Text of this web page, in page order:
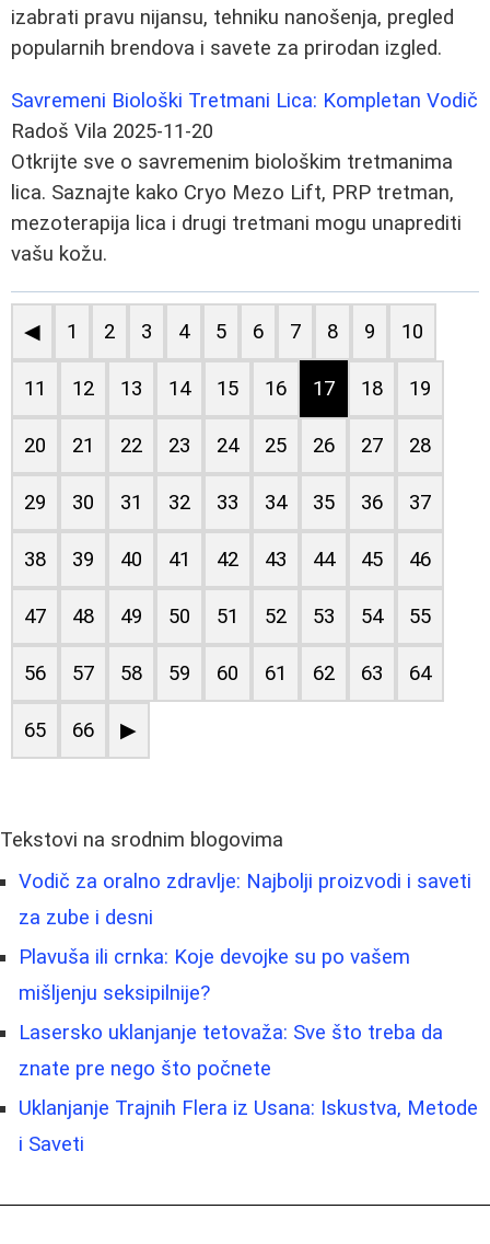
izabrati pravu nijansu, tehniku nanošenja, pregled
popularnih brendova i savete za prirodan izgled.
Savremeni Biološki Tretmani Lica: Kompletan Vodič
Radoš Vila 2025-11-20
Otkrijte sve o savremenim biološkim tretmanima
lica. Saznajte kako Cryo Mezo Lift, PRP tretman,
mezoterapija lica i drugi tretmani mogu unaprediti
vašu kožu.
◀ 1 2 3 4 5 6 7 8 9 10
11 12 13 14 15 16 17 18 19
20 21 22 23 24 25 26 27 28
29 30 31 32 33 34 35 36 37
38 39 40 41 42 43 44 45 46
47 48 49 50 51 52 53 54 55
56 57 58 59 60 61 62 63 64
65 66 ▶
Tekstovi na srodnim blogovima
Vodič za oralno zdravlje: Najbolji proizvodi i saveti
za zube i desni
Plavuša ili crnka: Koje devojke su po vašem
mišljenju seksipilnije?
Lasersko uklanjanje tetovaža: Sve što treba da
znate pre nego što počnete
Uklanjanje Trajnih Flera iz Usana: Iskustva, Metode
i Saveti